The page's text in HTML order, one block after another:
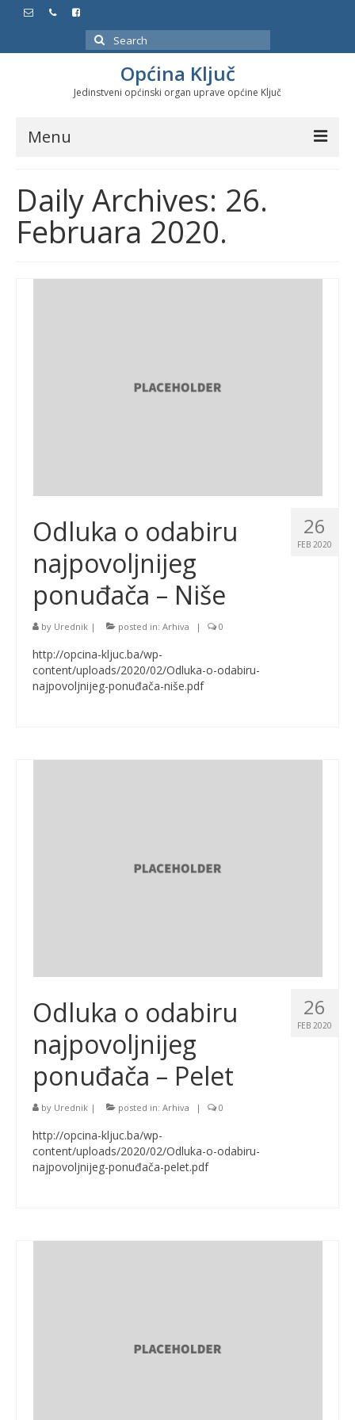
Search
for:
Općina Ključ
Jedinstveni općinski organ uprave općine Ključ
Menu
Službeni glasnici
Javne nabavke
Značajni datumi i manifestacije
Daily Archives: 26.
Februara 2020.
26
FEB 2020
Odluka o odabiru
najpovoljnijeg
ponuđača – Niše
by Urednik | posted in: Arhiva | 0
http://opcina-kljuc.ba/wp-
content/uploads/2020/02/Odluka-o-odabiru-
najpovoljnijeg-ponuđača-niše.pdf
26
FEB 2020
Odluka o odabiru
najpovoljnijeg
ponuđača – Pelet
by Urednik | posted in: Arhiva | 0
http://opcina-kljuc.ba/wp-
content/uploads/2020/02/Odluka-o-odabiru-
najpovoljnijeg-ponuđača-pelet.pdf